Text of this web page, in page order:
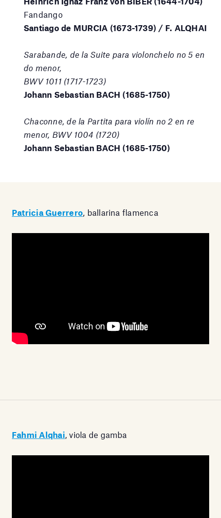
Fandango
Santiago de MURCIA (1673-1739) / F. ALQHAI
Sarabande, de la Suite para violonchelo no 5 en
do menor,
BWV 1011 (1717-1723)
Johann Sebastian BACH (1685-1750)
Chaconne, de la Partita para violín no 2 en re
menor, BWV 1004 (1720)
Johann Sebastian BACH (1685-1750)
Patricia Guerrero , ballarina flamenca
Fahmi Alqhai , viola de gamba